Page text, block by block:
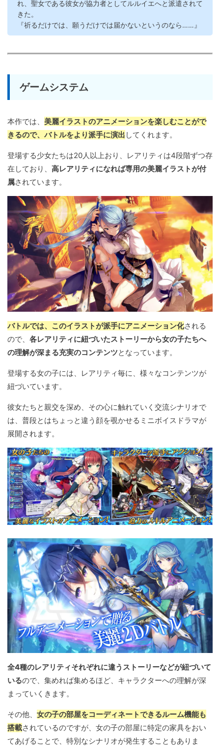
れ、聖女である彼女が協力者としてルルイエへと派遣されて
きた。
『祈るだけでは、願うだけでは届かないというのなら……』
ゲームシステム
本作では、 美麗イラストのアニメーションを楽しむことがで
きるので、バトルをより派手に演出 してくれます。
登場する少女たちは20人以上おり、レアリティは4段階ずつ存
在しており、 高レアリティになれば専用の美麗イラストが付
属されています。
バトルでは、このイラストが派手にアニメーション化される
ので、 各レアリティに紐づいたストーリーから女の子たちへ
の理解が深まる充実のコンテンツとなっています。
登場する女の子には、レアリティ毎に、様々なコンテンツが
紐づいています。
彼女たちと親交を深め、その心に触れていく交流シナリオで
は、普段とはちょっと違う顔を覗かせるミニボイスドラマが
展開されます。
全4種のレアリティそれぞれに違うストーリーなどが紐づいて
いるので、集めれば集めるほど、キャラクターへの理解が深
まっていくきます。
その他、 女の子の部屋をコーディネートできるルーム機能も
搭載されているのですが、女の子の部屋に特定の家具をおい
てあげることで、特別なシナリオが発生することもありま